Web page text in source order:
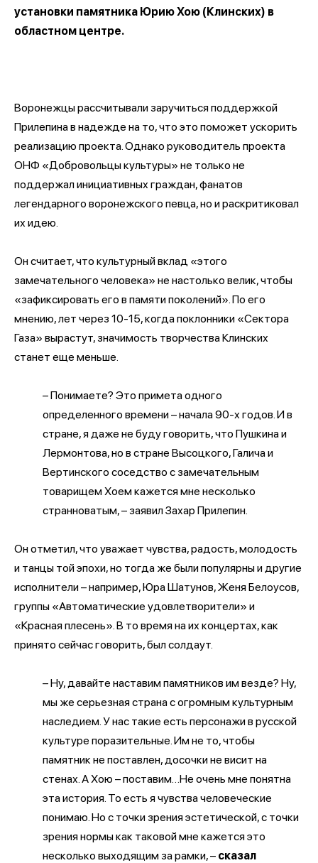
установки памятника Юрию Хою (Клинских) в
областном центре.
Воронежцы рассчитывали заручиться поддержкой
Прилепина в надежде на то, что это поможет ускорить
реализацию проекта. Однако руководитель проекта
ОНФ «Добровольцы культуры» не только не
поддержал инициативных граждан, фанатов
легендарного воронежского певца, но и раскритиковал
их идею.
Он считает, что культурный вклад «этого
замечательного человека» не настолько велик, чтобы
«зафиксировать его в памяти поколений». По его
мнению, лет через 10-15, когда поклонники «Сектора
Газа» вырастут, значимость творчества Клинских
станет еще меньше.
– Понимаете? Это примета одного
определенного времени – начала 90-х годов. И в
стране, я даже не буду говорить, что Пушкина и
Лермонтова, но в стране Высоцкого, Галича и
Вертинского соседство с замечательным
товарищем Хоем кажется мне несколько
странноватым, – заявил Захар Прилепин.
Он отметил, что уважает чувства, радость, молодость
и танцы той эпохи, но тогда же были популярны и другие
исполнители – например, Юра Шатунов, Женя Белоусов,
группы «Автоматические удовлетворители» и
«Красная плесень». В то время на их концертах, как
принято сейчас говорить, был солдаут.
– Ну, давайте наставим памятников им везде? Ну,
мы же серьезная страна с огромным культурным
наследием. У нас такие есть персонажи в русской
культуре поразительные. Им не то, чтобы
памятник не поставлен, досочки не висит на
стенах. А Хою – поставим…Не очень мне понятна
эта история. То есть я чувства человеческие
понимаю. Но с точки зрения эстетической, с точки
зрения нормы как таковой мне кажется это
несколько выходящим за рамки, – сказал